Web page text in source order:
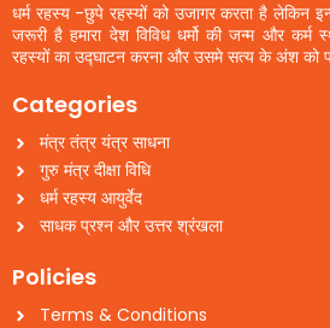
धर्म रहस्य -छुपे रहस्यों को उजागर करता है लेकिन
जरूरी है हमारा देश विविध धर्मो की जन्म और कर्म
रहस्यों का उद्घाटन करना और उसमे सत्य के अंश को
Categories
मंत्र तंत्र यंत्र साधना
गुरु मंत्र दीक्षा विधि
धर्म रहस्य आयुर्वेद
साधक प्रश्न और उत्तर श्रंखला
Policies
Terms & Conditions